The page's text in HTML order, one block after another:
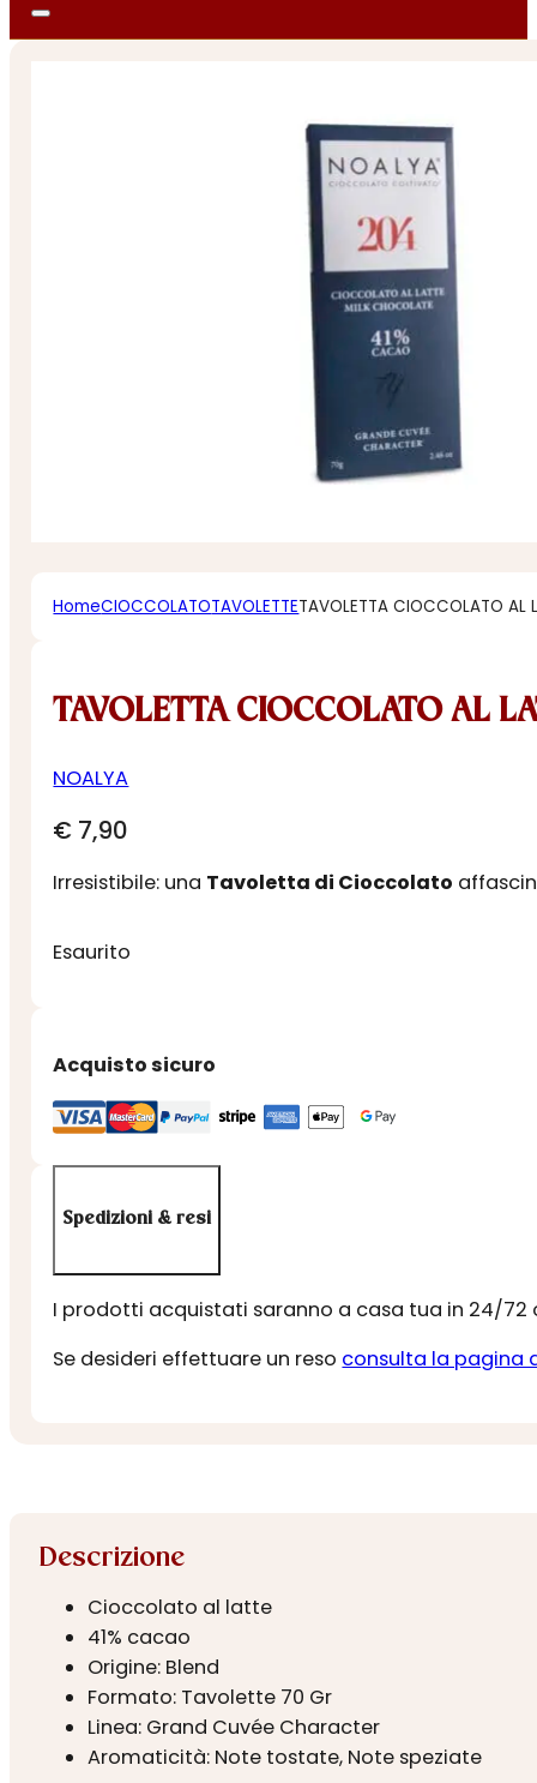
HomeCIOCCOLATOTAVOLETTETAVOLETTA CIOCCOLATO AL
TAVOLETTA CIOCCOLATO AL
NOALYA
€ 7,90
Irresistibile: una Tavoletta di Cioccolato
Esaurito
Acquisto sicuro
Spedizioni & resi
I prodotti acquistati saranno a casa tua in 24/72
Se desideri effettuare un reso consulta la pagina
Descrizione
Cioccolato al latte
41% cacao
Origine: Blend
Formato: Tavolette 70 Gr
Linea: Grand Cuvée Character
Aromaticità: Note tostate, Note speziate